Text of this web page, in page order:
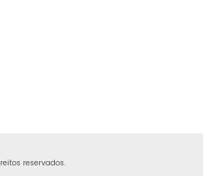
reservados.